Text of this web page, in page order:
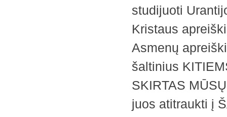
studijuoti
Kristaus
Asmenų
šaltinius
SKIRTAS
juos atitraukti į